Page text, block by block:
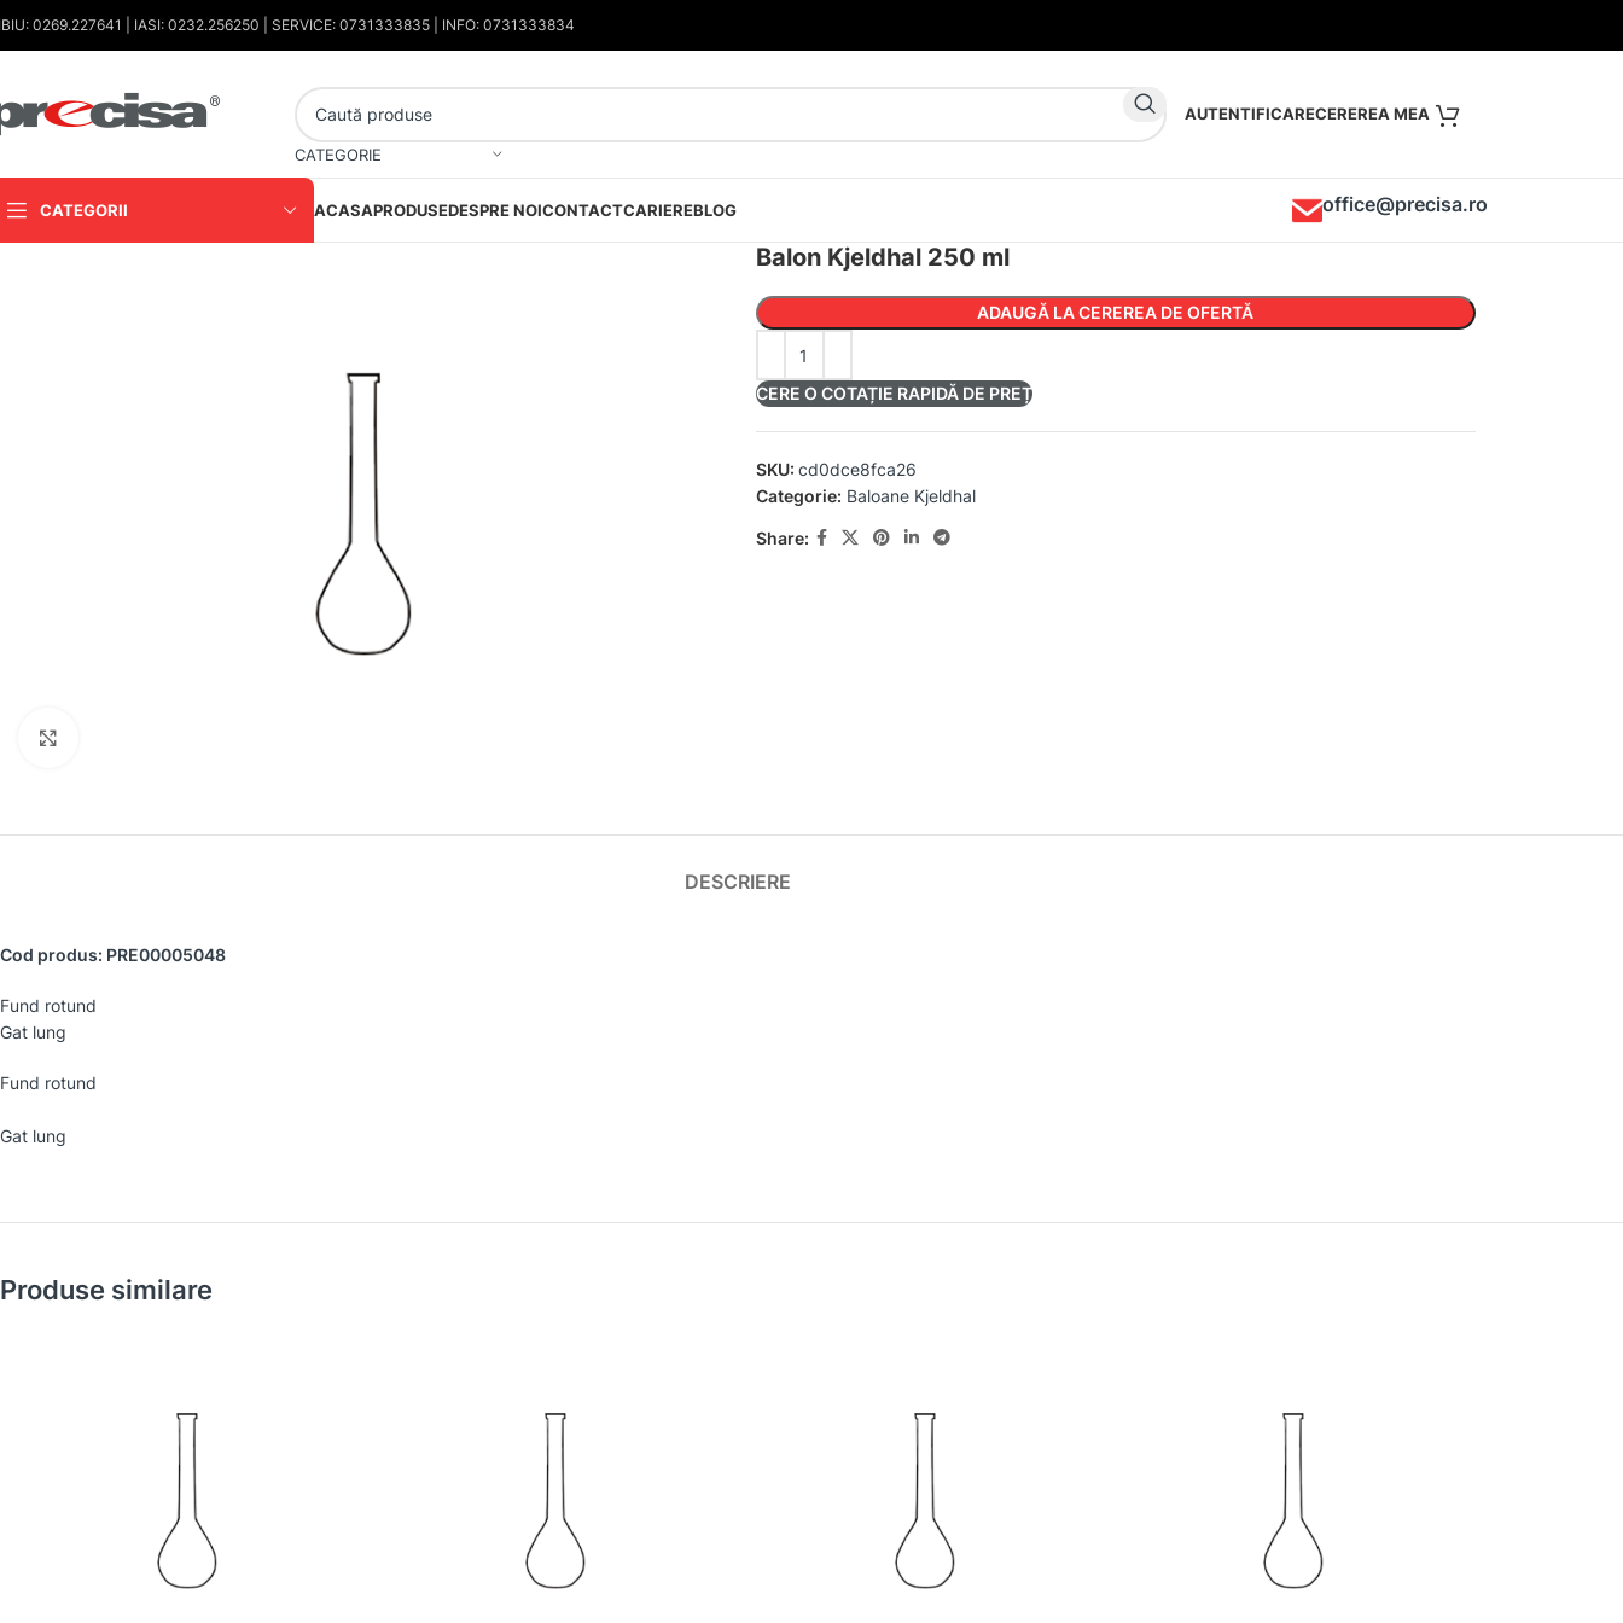
0269.227641 | IASI: 0232.256250 | SERVICE: 0731333835 | INFO: 0731333834
CATEGORIE
AUTENTIFICARE
CATEGORII ACASAPRODUSEDESPRE NOICONTACTCARIEREBLOG office@precisa.ro
Balon Kjeldhal 250 ml
ADAUGĂ LA CEREREA DE OFERTĂ
CERE O COTAȚIE RAPIDĂ DE PREȚ
SKU: cd0dce8fca26
Categorie: Baloane Kjeldhal
Share:
DESCRIERE
Cod produs: PRE00005048
Fund rotund
Gat lung
Fund rotund
Gat lung
Produse similare